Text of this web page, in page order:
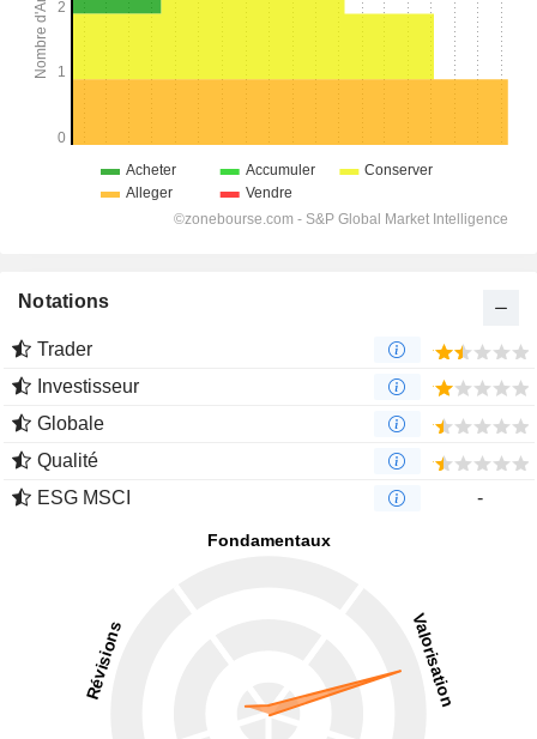
Notations
Trader
Investisseur
Globale
Qualité
ESG MSCI
-